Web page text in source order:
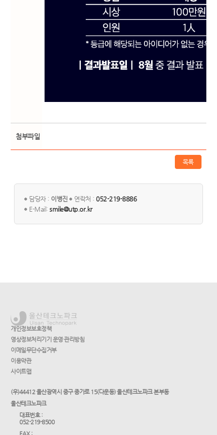
첨부파일
목록
담당자 : 이병진 연락처 :052-219-8886
E-Mail:smile@utp.or.kr
개인정보보호정책
영상정보처리기기 운영·관리방침
이메일무단수집거부
이용약관
사이트맵
(우)44412 울산광역시 중구 종가로 15(다운동) 울산테크노파크 본부동
울산테크노파크
대표번호 :
052-219-8500
FAX :